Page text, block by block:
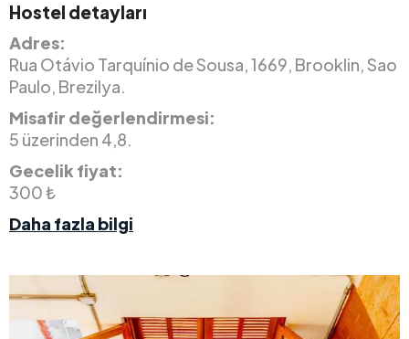
Hostel detayları
Adres:
Rua Otávio Tarquínio de Sousa, 1669, Brooklin, Sao
Paulo, Brezilya.
Misafir değerlendirmesi:
5 üzerinden 4,8.
Gecelik fiyat:
300 ₺
Daha fazla bilgi